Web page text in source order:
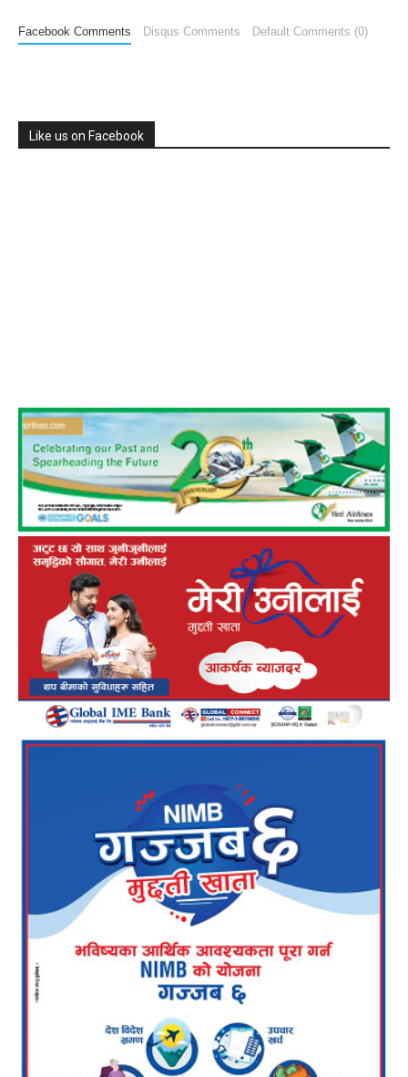
Facebook Comments Disqus Comments Default Comments (0)
Like us on Facebook